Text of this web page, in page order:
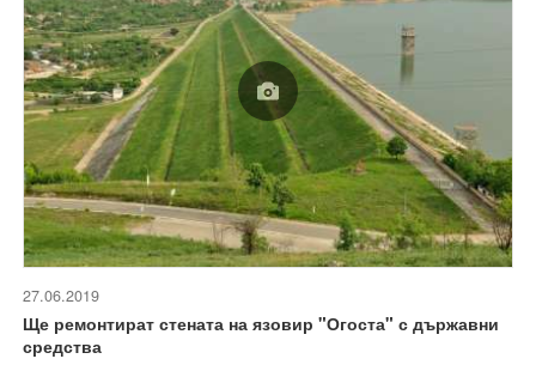
27.06.2019
Ще ремонтират стената на язовир "Огоста" с държавни
средства